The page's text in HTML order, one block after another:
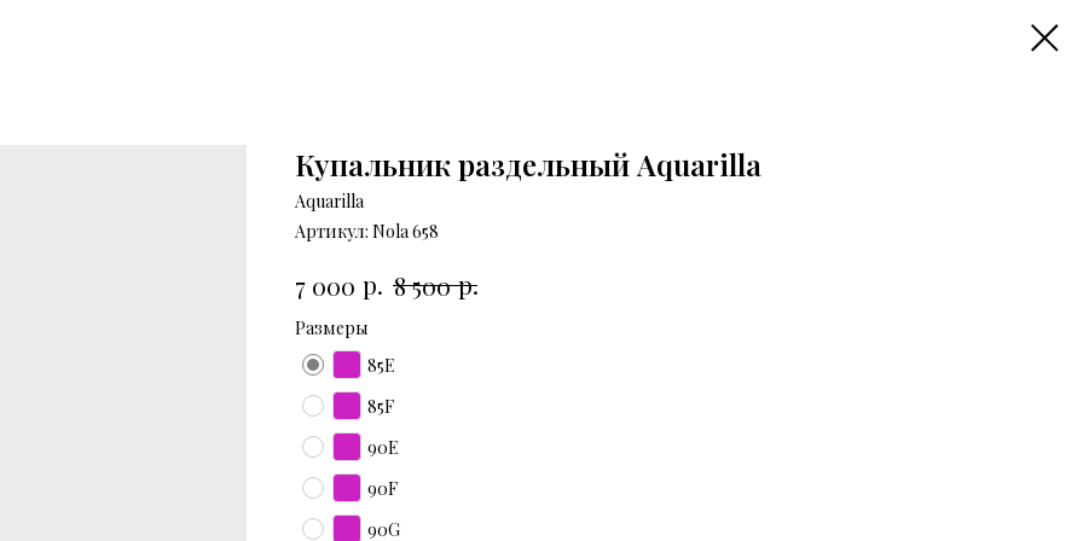
Купальник раздельный Aquarilla
Aquarilla
Артикул: Nola 658
7 000 р. 8 500 р.
Размеры
85E
85F
90E
90F
90G